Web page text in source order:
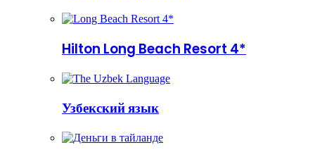
Hilton Long Beach Resort 4*
Узбекский язык